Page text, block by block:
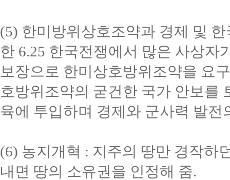
(5) 한미방위상호조약과 경제 및
한 6.25 한국전쟁에서 많은 사상자
보장으로 한미상호방위조약을 요
호방위조약의 굳건한 국가 안보를
육에 투입하며 경제와 군사력 발전
(6) 농지개혁 : 지주의 땅만 경작하
내면 땅의 소유권을 인정해 줌.